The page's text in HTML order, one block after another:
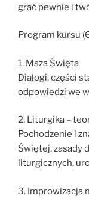
grać pewnie i
Program kursu
1. Msza Święta
Dialogi, części
odpowiedzi we
2. Liturgika –
Pochodzenie i
Świętej, zasady
liturgicznych,
3. Improwizacja